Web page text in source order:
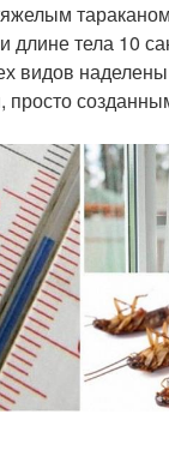
длине тела 10
видов
просто